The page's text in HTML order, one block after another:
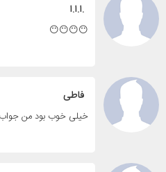
.ا.ا.ا
😶😶😶😶
فاطی
خیلی خوب بود من